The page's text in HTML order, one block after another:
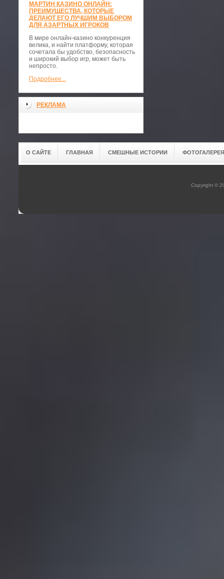
МАРТИН КАЗИНО ОНЛАЙН:
ПРЕИМУЩЕСТВА, КОТОРЫЕ
ДЕЛАЮТ ЕГО ЛУЧШИМ ВЫБОРОМ
ДЛЯ АЗАРТНЫХ ИГРОКОВ
В мире онлайн-казино конкуренция
велика, и найти платформу, которая
сочетала бы удобство, безопасность
и широкий выбор игр, может быть
непросто.
Подробнее...
РЕКЛАМА
О САЙТЕ ГЛАВНАЯ СМЕШНЫЕ ИСТОРИИ ФОТОГАЛЕРЕЯ
Copyright ©